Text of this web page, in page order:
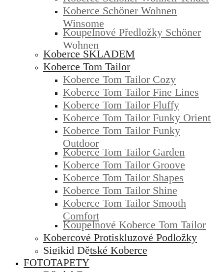
Koberce Schöner Wohnen
Winsome
Koupelnové Předložky Schöner
Wohnen
Koberce SKLADEM
Koberce Tom Tailor
Koberce Tom Tailor Cozy
Koberce Tom Tailor Fine Lines
Koberce Tom Tailor Fluffy
Koberce Tom Tailor Funky Orient
Koberce Tom Tailor Funky
Outdoor
Koberce Tom Tailor Garden
Koberce Tom Tailor Groove
Koberce Tom Tailor Shapes
Koberce Tom Tailor Shine
Koberce Tom Tailor Smooth
Comfort
Koupelnové Koberce Tom Tailor
Kobercové Protiskluzové Podložky
Sigikid Dětské Koberce
FOTOTAPETY